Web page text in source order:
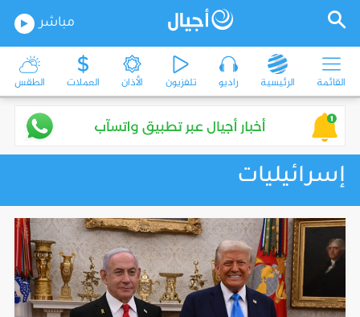
مباشر
القائمة الرئيسية راديو تلفزيون الأذان العملات الطقس
إسرائيليات